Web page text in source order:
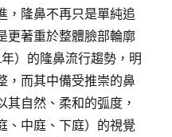
，隆鼻不再只是單純追
更著重於整體臉部輪廓
）的隆鼻流行趨勢，明
，而其中備受推崇的鼻
其自然、柔和的弧度，
、中庭、下庭）的視覺